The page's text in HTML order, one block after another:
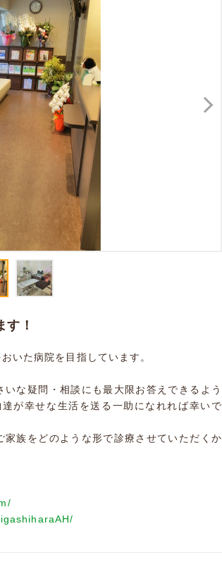
！
いた病院を目指しています。
な疑問・相談にも最大限お答えできるよう
が幸せな生活を送る一助になれれば幸いで
族をどのような形で診療させていただくか